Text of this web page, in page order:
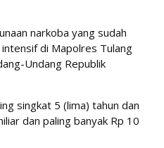
narkoba yang sudah
di Mapolres Tulang
Undang Republik
singkat 5 (lima) tahun dan
dan paling banyak Rp 10